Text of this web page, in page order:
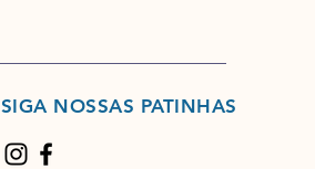
SIGA NOSSAS PATINHAS